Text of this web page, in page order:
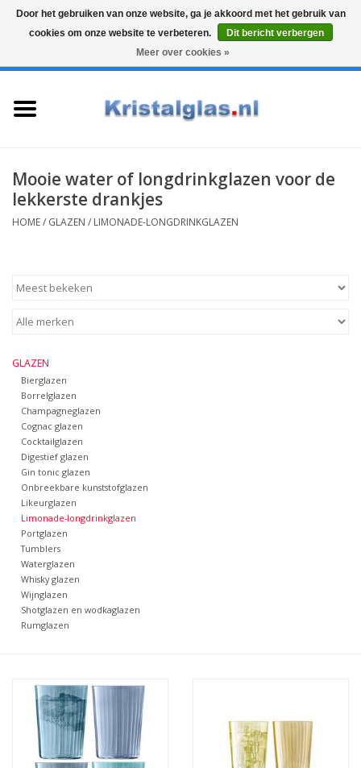
Graveren
Karaffen
Bar & Wijn
Mooie water of longdrinkglazen voor de
lekkerste drankjes
HOME/ GLAZEN / LIMONADE-LONGDRINKGLAZEN
GLAZEN
Bierglazen
Borrelglazen
Champagneglazen
Cognac glazen
Cocktailglazen
Digestief glazen
Gin tonic glazen
Onbreekbare kunststofglazen
Likeurglazen
Limonade-longdrinkglazen
Portglazen
Tumblers
Waterglazen
Whisky glazen
Wijnglazen
Shotglazen en wodkaglazen
Rumglazen
Door het gebruiken van onze website, ga je akkoord met het gebruik van
cookies om onze website te verbeteren.
Dit bericht verbergen
Meer over cookies »